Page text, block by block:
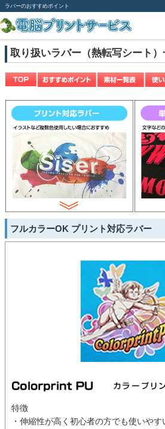
ラバーのおすすめポイント
取り扱いラバー（熱転写シート
フルカラーOK プリント対応ラバー
特徴
・伸縮性が高く初心者の方でも使いやす